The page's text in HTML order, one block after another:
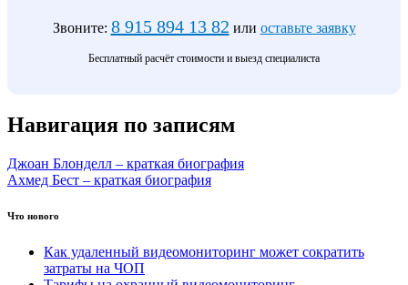
Звоните: 8 915 894 13 82 или оставьте заявку
Бесплатный расчёт стоимости и выезд специалиста
Навигация по записям
Джоан Блонделл – краткая биография
Ахмед Бест – краткая биография
Что нового
Как удаленный видеомониторинг может сократить
затраты на ЧОП